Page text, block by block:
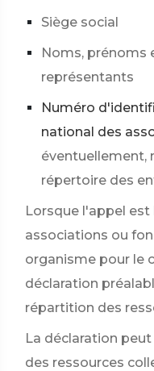
Siège social
Noms, prénoms
représentants
Numéro
national des
éventuellement,
répertoire des
Lorsque l'appel est
associations ou
organisme pour le
déclaration
répartition des
La déclaration
des ressources